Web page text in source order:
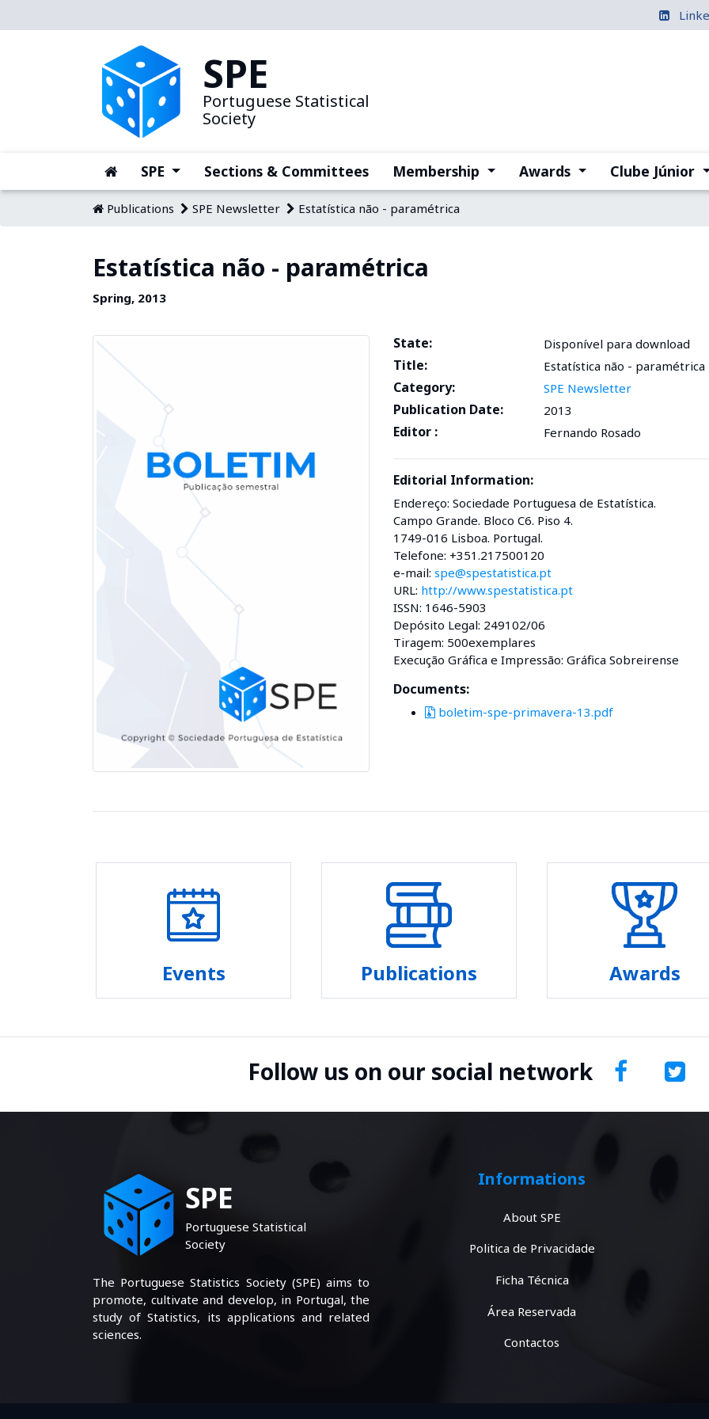
SPE
Portuguese Statistical
Society
(current)
SPE (current)Sections & Committees Membership (current)Awards (current)Clube Júnior
Publications SPE Newsletter Estatística não - paramétrica
Estatística não - paramétrica
Spring, 2013
State: Disponível para download
Title: Estatística não - paramétrica
Category: SPE Newsletter
Publication Date: 2013
Editor : Fernando Rosado
Editorial Information:
Endereço: Sociedade Portuguesa de Estatística.
Campo Grande. Bloco C6. Piso 4.
1749-016 Lisboa. Portugal.
Telefone: +351.217500120
e-mail: spe@spestatistica.pt
URL: http://www.spestatistica.pt
ISSN: 1646-5903
Depósito Legal: 249102/06
Tiragem: 500exemplares
Execução Gráfica e Impressão: Gráfica Sobreirense
Documents:
boletim-spe-primavera-13.pdf
Events Publications Awards
Follow us on our social network
SPE
Portuguese Statistical
Society
The Portuguese Statistics Society (SPE) aims to
promote, cultivate and develop, in Portugal, the
study of Statistics, its applications and related
sciences.
Informations
About SPE
Politica de Privacidade
Ficha Técnica
Área Reservada
Contactos